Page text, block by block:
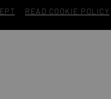
READ COOKIE POLICY